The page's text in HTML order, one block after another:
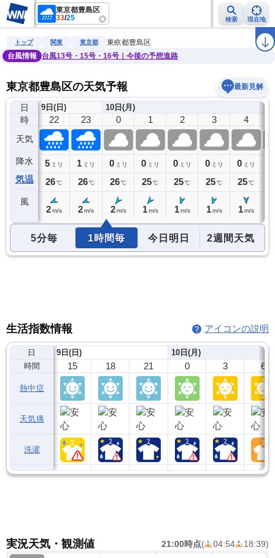
東京都豊島区
33/25 検索 現在地
雨雲レーダー 台風情報 地震情報 ラ
トップ 関東 東京都
東京都豊島区
台風情報
台風13号・15号・16号｜今後の予想進路
東京都豊島区の天気予報 最新見解
日
時
天気
降水
気温
風
9日(日)
21
3ミリ
26℃
22
5 ミリ
26℃
2 m/s
23
1 ミリ
26 ℃
2m/s
10日(月)
0
0 ミリ
26℃
2 m/s
1
0 ミリ
25℃
1 m/s
2
0 ミリ
25℃
1 m/s
3
0 ミリ
25℃
1 m/s
4
0 ミリ
25℃
1 m/s
5分毎 1時間毎 今日明日 2週間天気
生活指数情報 アイコンの説明
日
時間
熱中症
天気痛
洗濯
9日(日)
15 18 21
10日(月)
0 3 6
実況天気・観測値 21:00時点( 04:54 18:39)